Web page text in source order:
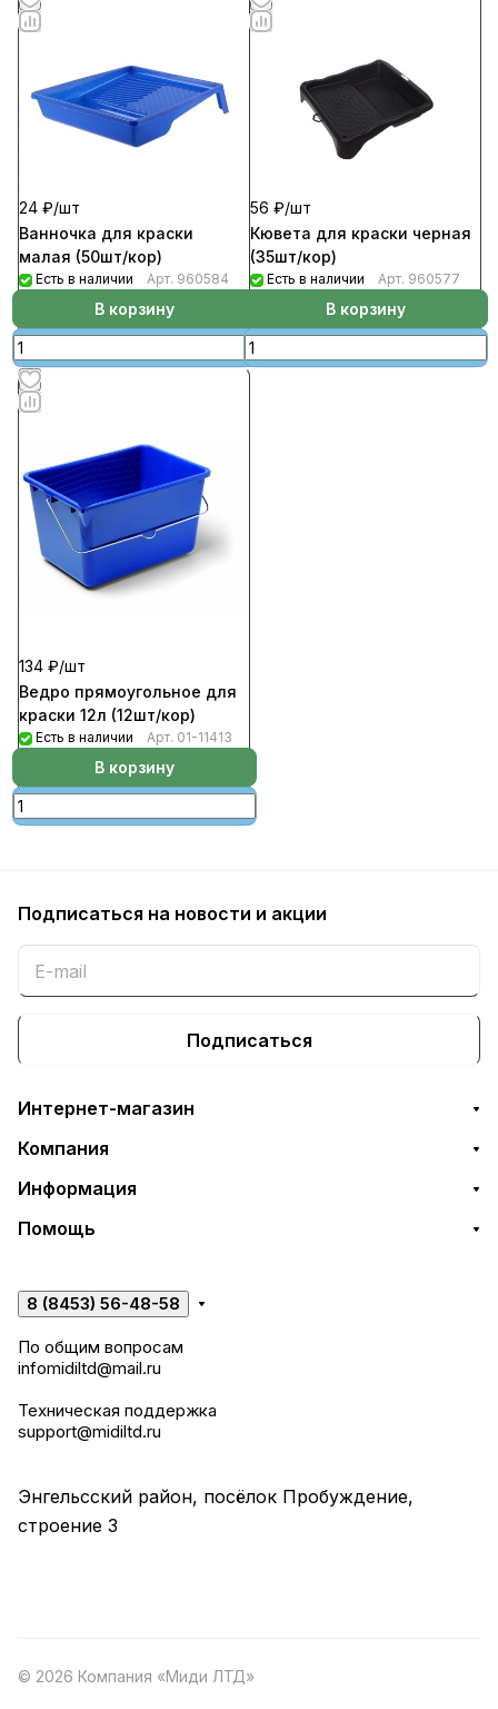
24 ₽/шт
Ванночка для краски
малая (50шт/кор)
Есть в наличии Арт. 960584
В корзину
56 ₽/шт
Кювета для краски черная
(35шт/кор)
Есть в наличии Арт. 960577
В корзину
134 ₽/шт
Ведро прямоугольное для
краски 12л (12шт/кор)
Есть в наличии Арт. 01-11413
В корзину
Подписаться на новости и акции
Подписаться
Интернет-магазин
Компания
Информация
Помощь
8 (8453) 56-48-58
По общим вопросам
infomidiltd@mail.ru
Техническая поддержка
support@midiltd.ru
Энгельсский район, посёлок Пробуждение,
строение 3
© 2026 Компания «Миди ЛТД»